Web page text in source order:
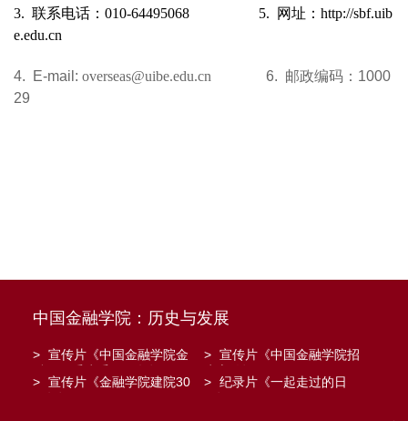
3. 联系电话：010-64495068 5. 网址：http://sbf.uib
e.edu.cn
4. E-mail: overseas@uibe.edu.cn 6. 邮政编码： 1000
29
中国金融学院：历史与发展
> 宣传片《中国金融学院金
> 宣传片《中国金融学院招
> 宣传片《金融学院建院30
> 纪录片《一起走过的日